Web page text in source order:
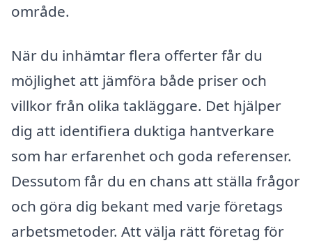
område.
När du inhämtar flera offerter får du
möjlighet att jämföra både priser och
villkor från olika takläggare. Det hjälper
dig att identifiera duktiga hantverkare
som har erfarenhet och goda referenser.
Dessutom får du en chans att ställa frågor
och göra dig bekant med varje företags
arbetsmetoder. Att välja rätt företag för